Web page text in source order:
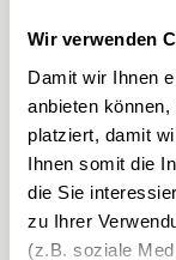
Wir verwenden
Damit wir Ihnen
anbieten
platziert, damit
Ihnen somit die
die Sie
zu Ihrer
(z.B. soziale